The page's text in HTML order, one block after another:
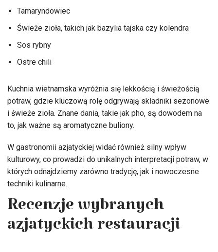
Tamaryndowiec
Świeże zioła, takich jak bazylia tajska czy kolendra
Sos rybny
Ostre chili
Kuchnia wietnamska wyróżnia się lekkością i świeżością
potraw, gdzie kluczową rolę odgrywają składniki sezonowe
i świeże zioła. Znane dania, takie jak pho, są dowodem na
to, jak ważne są aromatyczne buliony.
W gastronomii azjatyckiej widać również silny wpływ
kulturowy, co prowadzi do unikalnych interpretacji potraw, w
których odnajdziemy zarówno tradycję, jak i nowoczesne
techniki kulinarne.
Recenzje wybranych
azjatyckich restauracji